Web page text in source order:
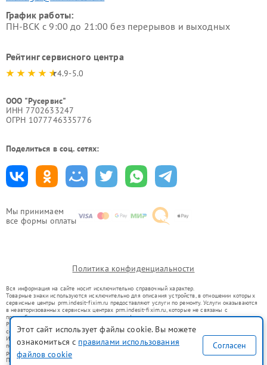
Мы принимаем
все формы оплаты
График работы:
ПН-ВСК с 9:00 до 21:00 без перерывов и выходных
Рейтинг сервисного центра
4.9-5.0
ООО "Русервис"
ИНН 7702633247
ОГРН 1077746335776
Поделиться в соц. сетях:
Политика конфиденциальности
Вся информация на сайте носит исключительно справочный характер.
Товарные знаки используются исключительно для описания устройств, в отношении которых
сервисные центры prm.indesit-fixim.ru предоставляют услуги по ремонту. Услуги оказываются
в неавторизованных сервисных центрах prm.indesit-fixim.ru, которые не связаны с
правообладателями товарных знаков или их официальными представителями.
Ремонт осуществляется для устройств, уже введенных в гражданский оборот в соответствии
со статьей 1487 ГК РФ.
Использование товарных знаков не преследует цели индивидуализации услуг или введения
потребителей в заблуждение, а служит для информирования о предоставляемых услугах по
ремонту техники указанных брендов.
Представленная на сайте информация не является публичной офертой, определяемой
Этот сайт использует файлы cookie. Вы можете
ознакомиться с правилами использования
файлов cookie
Согласен